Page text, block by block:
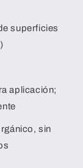
superficies
aplicación;
sin